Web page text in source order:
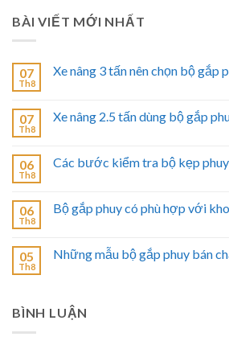
BÀI VIẾT MỚI NHẤT
07
Th8
Xe nâng 3 tấn nên chọn bộ gắp
07
Th8
Xe nâng 2.5 tấn dùng bộ gắp
06
Th8
Các bước kiểm tra bộ kẹp
06
Th8
Bộ gắp phuy có phù hợp với
05
Th8
Những mẫu bộ gắp phuy bán
BÌNH LUẬN